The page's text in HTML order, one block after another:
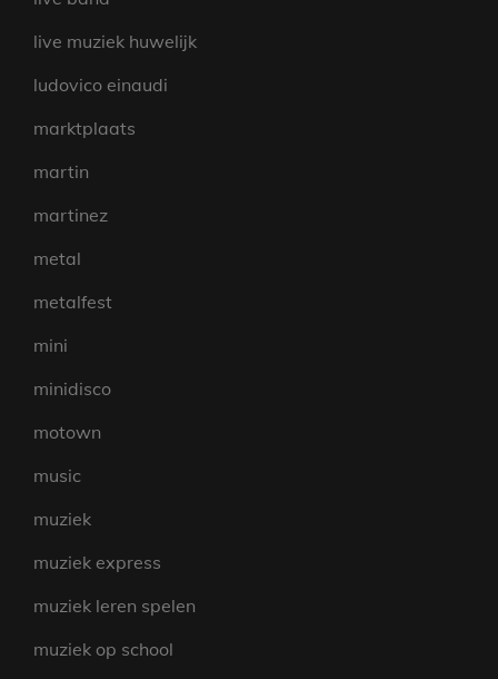
live muziek huwelijk
ludovico einaudi
marktplaats
martin
martinez
metal
metalfest
mini
minidisco
motown
music
muziek
muziek express
muziek leren spelen
muziek op school